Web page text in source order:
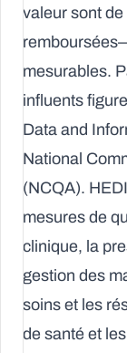
valeur sont
mesurables.
influents figure
Data and
National
(NCQA).
mesures de
clinique, la
gestion des
soins et les
de santé et